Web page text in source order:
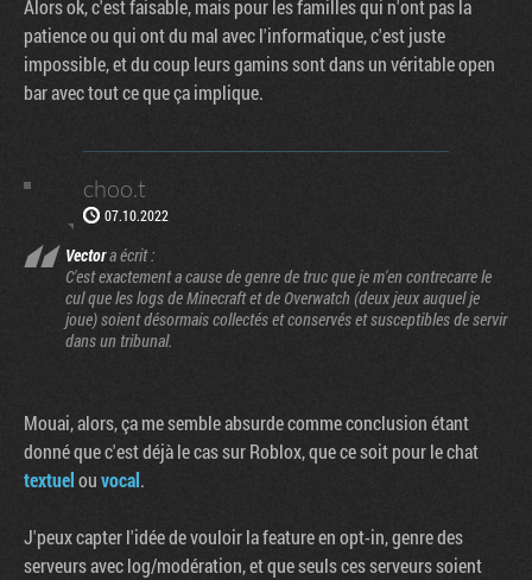
Alors ok, c'est faisable, mais pour les familles qui n'ont pas la
patience ou qui ont du mal avec l'informatique, c'est juste
impossible, et du coup leurs gamins sont dans un véritable open
bar avec tout ce que ça implique.
choo.t
07.10.2022
Vectora écrit :
C'est exactement a cause de genre de truc que je m'en contrecarre le
cul que les logs de Minecraft et de Overwatch (deux jeux auquel je
joue) soient désormais collectés et conservés et susceptibles de servir
dans un tribunal.
Mouai, alors, ça me semble absurde comme conclusion étant
donné que c'est déjà le cas sur Roblox, que ce soit pour le chat
textuelouvocal.
J'peux capter l'idée de vouloir la feature en opt-in, genre des
serveurs avec log/modération, et que seuls ces serveurs soient